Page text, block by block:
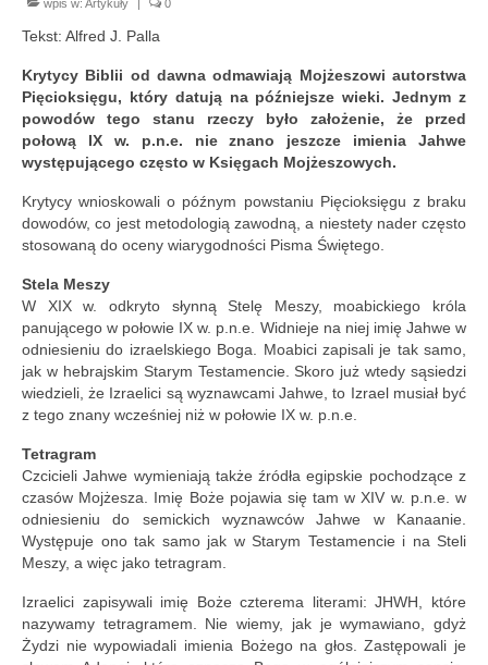
Nowości w serwisie
wpis w: Artykuły 0
Tekst: Alfred J. Palla
Krytycy Biblii od dawna odmawiają Mojżeszowi autorstwa
Pięcioksięgu, który datują na późniejsze wieki. Jednym z
powodów tego stanu rzeczy było założenie, że przed
połową IX w. p.n.e. nie znano jeszcze imienia Jahwe
występującego często w Księgach Mojżeszowych.
Krytycy wnioskowali o późnym powstaniu Pięcioksięgu z braku
dowodów, co jest metodologią zawodną, a niestety nader często
stosowaną do oceny wiarygodności Pisma Świętego.
Stela Meszy
W XIX w. odkryto słynną Stelę Meszy, moabickiego króla
panującego w połowie IX w. p.n.e. Widnieje na niej imię Jahwe w
odniesieniu do izraelskiego Boga. Moabici zapisali je tak samo,
jak w hebrajskim Starym Testamencie. Skoro już wtedy sąsiedzi
wiedzieli, że Izraelici są wyznawcami Jahwe, to Izrael musiał być
z tego znany wcześniej niż w połowie IX w. p.n.e.
Tetragram
Czcicieli Jahwe wymieniają także źródła egipskie pochodzące z
czasów Mojżesza. Imię Boże pojawia się tam w XIV w. p.n.e. w
odniesieniu do semickich wyznawców Jahwe w Kanaanie.
Występuje ono tak samo jak w Starym Testamencie i na Steli
Meszy, a więc jako tetragram.
Izraelici zapisywali imię Boże czterema literami: JHWH, które
nazywamy tetragramem. Nie wiemy, jak je wymawiano, gdyż
Żydzi nie wypowiadali imienia Bożego na głos. Zastępowali je